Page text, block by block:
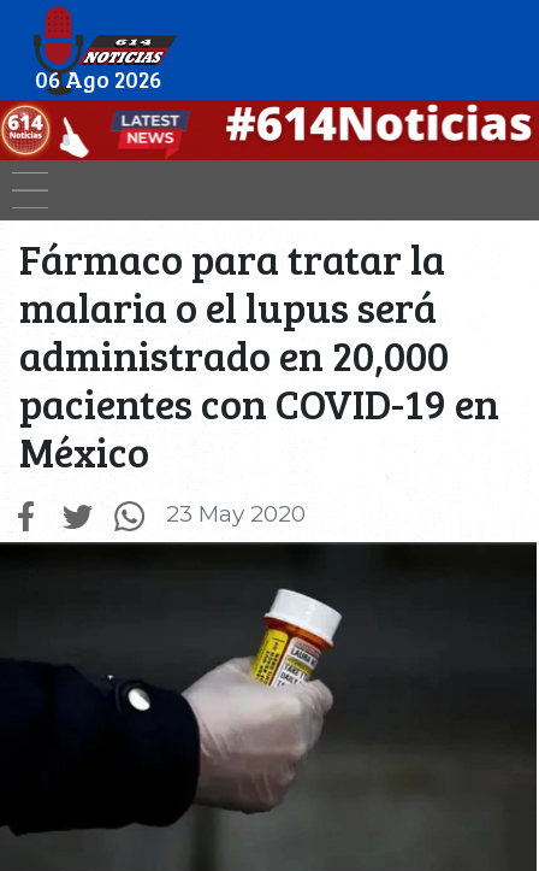
06 Ago 2026
Fármaco para tratar la
malaria o el lupus será
administrado en 20,000
pacientes con COVID-19 en
México
23 May 2020